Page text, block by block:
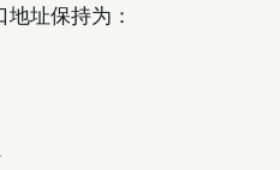
地址保持为：